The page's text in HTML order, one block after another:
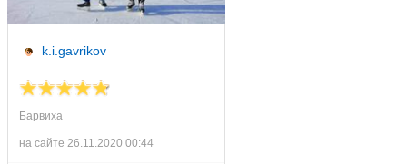
k.i.gavrikov
Барвиха
на сайте 26.11.2020 00:44